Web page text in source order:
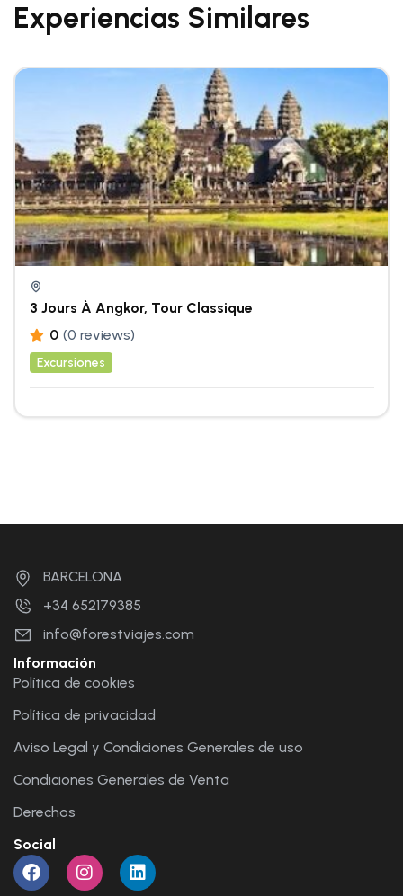
Experiencias Similares
3 Jours À Angkor, Tour Classique
0 (0 reviews)
Excursiones
BARCELONA
+34 652179385
info@forestviajes.com
Información
Política de cookies
Política de privacidad
Aviso Legal y Condiciones Generales de uso
Condiciones Generales de Venta
Derechos
Social